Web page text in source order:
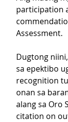
participation
Assessment.
Dugtong
sa epektibo
recognition
onan sa
alang sa Oro
citation on